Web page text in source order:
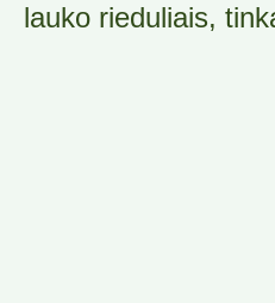
lauko rieduliais,